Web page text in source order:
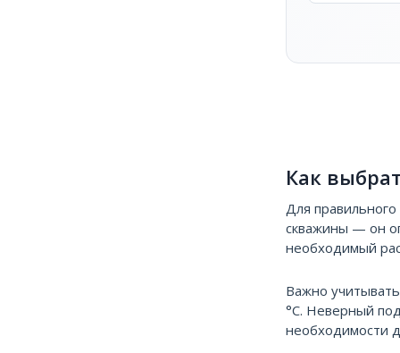
Как
Для
скважины — он
необходимый
Важно
°С. Неверный
необходимости